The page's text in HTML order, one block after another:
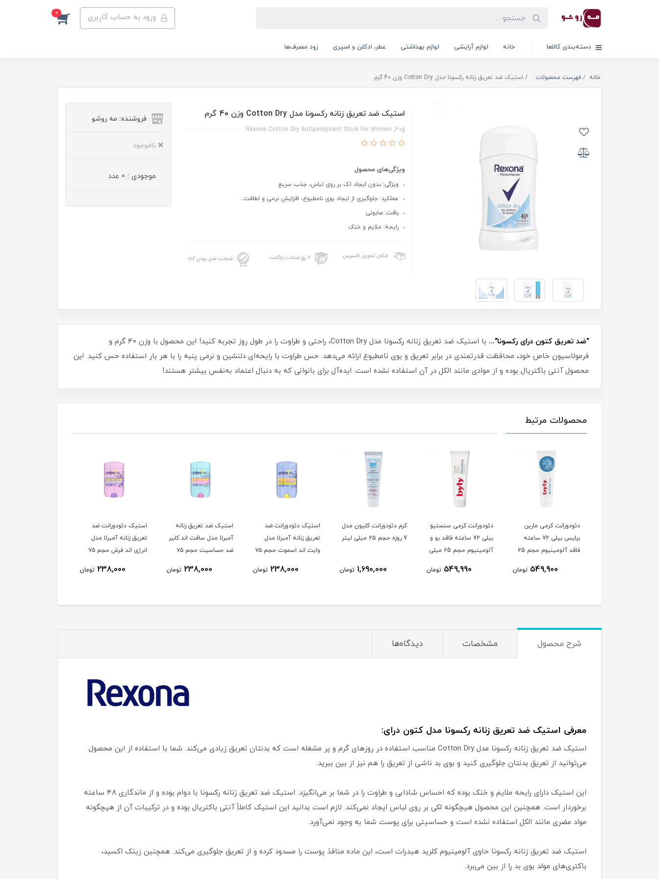
ورود به حساب کاربری 0
دسته‌بندی کالاها خانه لوازم آرایشی لوازم بهداشتی عطر، ادکلن و اسپری زود مصرف‌ها
خانه فهرست محصولات استیک ضد تعریق زنانه رکسونا مدل Cotton Dry وزن 40 گرم
استیک ضد تعریق زنانه رکسونا مدل Cotton Dry وزن 40 گرم
Rexona Cotton Dry Antiperspirant Stick For Women ,40g
ویژگی‌های محصول
ویژگی: بدون ایجاد لک بر روی لباس، جذب سریع
عملکرد: جلوگیری از ایجاد بوی نامطبوع، افزایش نرمی و لطافت...
بافت: صابونی
رایحه: ملایم و خنک
امکان تحویل اکسپرس ۷ روز ضمانت بازگشت ضمانت اصل بودن کالا
فروشنده: مه رو‌شو
ناموجود
موجودی : 0 عدد
"ضد تعریق کتون درای رکسونا"...
با استیک ضد تعریق زنانه رکسونا مدل Cotton Dry، راحتی و طراوت را در طول روز تجربه کنید! این محصول با وزن 40 گرم و
فرمولاسیون خاص خود، محافظت قدرتمندی در برابر تعریق و بوی نامطبوع ارائه می‌دهد. حس طراوت با رایحه‌ای دلنشین و نرمی پنبه را با هر بار استفاده حس کنید. این
محصول آنتی باکتریال بوده و از موادی مانند الکل در آن استفاده نشده است. ایده‌آل برای بانوانی که به دنبال اعتماد به‌نفس بیشتر هستند!
محصولات مرتبط
دئودورانت کرمی مارین
برایس بیلی 72 ساعته
فاقد آلومینیوم حجم 25
549,900 تومان
دئودورانت کرمی سنستیو
بیلی 72 ساعته فاقد بو و
آلومینیوم حجم 25 میلی
549,990 تومان
کرم دئودورانت کلیون مدل
7 روزه حجم 25 میلی لیتر
1,690,000 تومان
استیک دئودورانت ضد
تعریق زنانه آمبرلا مدل
وایت اند اسموت حجم ۷۵
238,000 تومان
استیک ضد تعریق زنانه
آمبرلا مدل سافت اند کلیر
ضد حساسیت حجم ۷۵
238,000 تومان
استیک دئودورانت ضد
تعریق زنانه آمبرلا مدل
انرژی اند فرش حجم ۷۵
238,000 تومان
شرح محصول مشخصات دیدگاه‌ها
معرفی استیک ضد تعریق زنانه رکسونا مدل کتون درای:
استیک ضد تعریق زنانه رکسونا مدل Cotton Dry مناسب استفاده در روزهای گرم و پر مشغله است که بدنتان تعریق زیادی می‌کند. شما با استفاده از این محصول
می‌توانید از تعریق بدنتان جلوگیری کنید و بوی بد ناشی از تعریق را هم نیز از بین ببرید.
این استیک دارای رایحه ملایم و خنک بوده که احساس شادابی و طراوت را در شما بر می‌انگیزد. استیک ضد تعریق زنانه رکسونا با دوام بوده و از ماندگاری 48 ساعته
برخوردار است. همچنین این محصول هیچگونه لکی بر روی لباس ایجاد نمی‌کند. لازم است بدانید این استیک کاملاً آنتی باکتریال بوده و در ترکیبات آن از هیچگونه
مواد مضری مانند الکل استفاده نشده است و حساسیتی برای پوست شما به وجود نمی‌آورد.
استیک ضد تعریق زنانه رکسونا حاوی آلومینیوم کلرید هیدرات است، این ماده منافذ پوست را مسدود کرده و از تعریق جلوگیری می‌کند. همچنین زینک اکسید،
باکتری‌های مولد بوی بد را از بین می‌برد.